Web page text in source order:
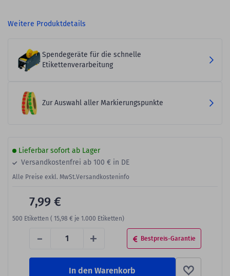
Weitere Produktdetails
Spendegeräte für die schnelle
Etikettenverarbeitung
Zur Auswahl aller Markierungspunkte
Lieferbar sofort ab Lager
Versandkostenfrei ab 100 € in DE
Alle Preise exkl. MwSt.Versandkosteninfo
- + Bestpreis-Garantie
7,99 €
500 Etiketten ( 15,98 € je 1.000 Etiketten)
In den Warenkorb